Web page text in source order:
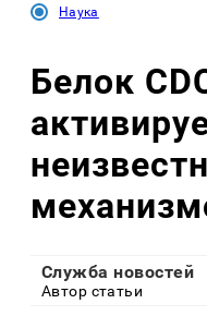
Наука
Белок
Служба новостей
Автор статьи